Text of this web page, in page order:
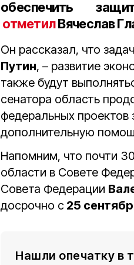
обеспечить
отметилВячеслав
Он рассказал, что
Путин, – развитие
также будут
сенатора область
федеральных проектов
дополнительную
Напомним, что почти
области в Совете
Совета Федерации
досрочно с 25
Нашли опечатку в